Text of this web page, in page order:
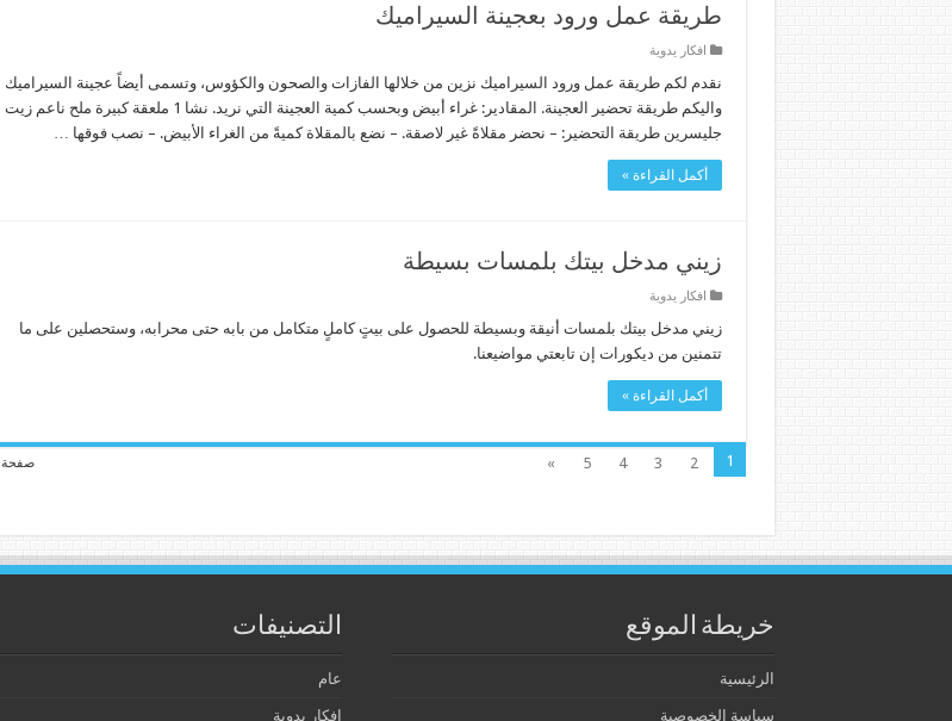
طريقة عمل ورود بعجينة السيراميك
افكار يدوية
نقدم لكم طريقة عمل ورود السيراميك نزين من خلالها الفازات والصحون والكؤوس، وتسمى أيضاً عجينة السيراميك
واليكم طريقة تحضير العجينة. المقادير: غراء أبيض وبحسب كمية العجينة التي نريد. نشا 1 ملعقة كبيرة ملح ناعم زيت
جليسرين طريقة التحضير: – نحضر مقلاةً غير لاصقة. – نضع بالمقلاة كميةً من الغراء الأبيض. – نصب فوقها …
أكمل القراءة »
زيني مدخل بيتك بلمسات بسيطة
افكار يدوية
زيني مدخل بيتك بلمسات أنيقة وبسيطة للحصول على بيتٍ كاملٍ متكامل من بابه حتى محرابه، وستحصلين على ما
تتمنين من ديكورات إن تابعتي مواضيعنا.
أكمل القراءة »
صفحة 1 من 5 1
2
3
4
5
»
خريطة الموقع
الرئيسية
سياسة الخصوصية
التصنيفات
عام
افكار يدوية